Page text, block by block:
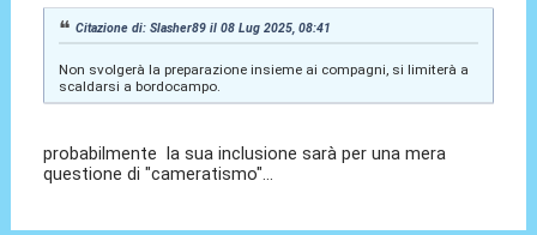
Citazione di: Slasher89 il 08 Lug 2025, 08:41
Non svolgerà la preparazione insieme ai compagni, si limiterà a
scaldarsi a bordocampo.
probabilmente la sua inclusione sarà per una mera
questione di "cameratismo"...